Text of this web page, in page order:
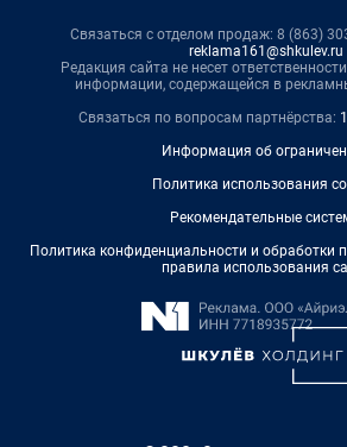
Связаться с отделом продаж: 8 (863)
reklama161@shkulev.ru
Редакция сайта не несет
информации, содержащейся в
Связаться по вопросам партнёрства:
Информация об
Политика использования
Рекомендательные
Политика конфиденциальности и обработки
правила использования